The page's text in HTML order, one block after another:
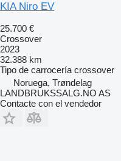
KIA Niro EV
25.700 €
Crossover
2023
32.388 km
Tipo de carrocería crossover
Noruega, Trøndelag
LANDBRUKSSALG.NO AS
Contacte con el vendedor